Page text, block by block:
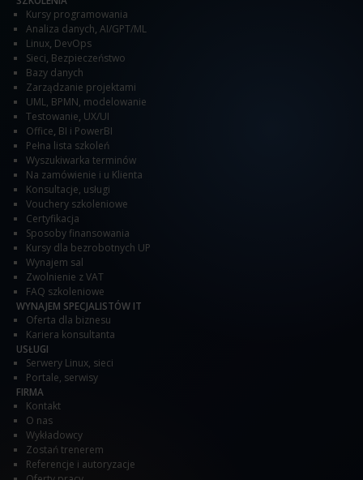
Kursy programowania
Analiza danych, AI/GPT/ML
Linux, DevOps
Sieci, Bezpieczeństwo
Bazy danych
Zarządzanie projektami
UML, BPMN, modelowanie
Testowanie, UX/UI
Office, BI i PowerBI
Pełna lista szkoleń
Wyszukiwarka terminów
Na zamówienie i u Klienta
Konsultacje, usługi
Vouchery szkoleniowe
Certyfikacja
Sposoby finansowania
Kursy dla bezrobotnych UP
Wynajem sal
Zwolnienie z VAT
FAQ szkoleniowe
WYNAJEM SPECJALISTÓW IT
Oferta dla biznesu
Kariera konsultanta
USŁUGI
Serwery Linux, sieci
Portale, serwisy
FIRMA
Kontakt
O nas
Wykładowcy
Zostań trenerem
Referencje i autoryzacje